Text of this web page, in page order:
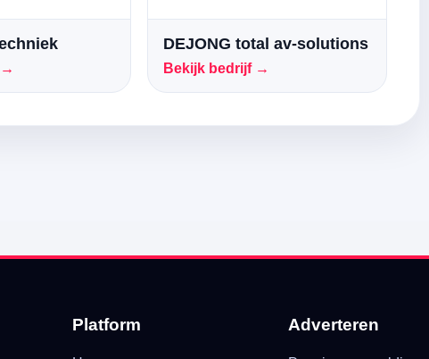
→
DEJONG total av-solutions
Bekijk bedrijf →
Platform Adverteren